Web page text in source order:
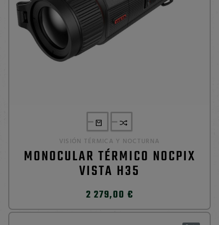
VISIÓN TÉRMICA Y NOCTURNA
MONOCULAR TÉRMICO NOCPIX
VISTA H35
2 279,00 €